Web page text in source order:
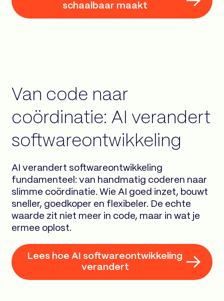
schaalbaar maakt
Van code naar
coördinatie: AI verandert
softwareontwikkeling
AI verandert softwareontwikkeling
fundamenteel: van handmatig coderen naar
slimme coördinatie. Wie AI goed inzet, bouwt
sneller, goedkoper en flexibeler. De echte
waarde zit niet meer in code, maar in wat je
ermee oplost.
Lees hoe AI softwareontwikkeling
verandert